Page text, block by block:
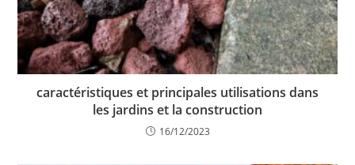
caractéristiques et principales utilisations dans
les jardins et la construction
16/12/2023